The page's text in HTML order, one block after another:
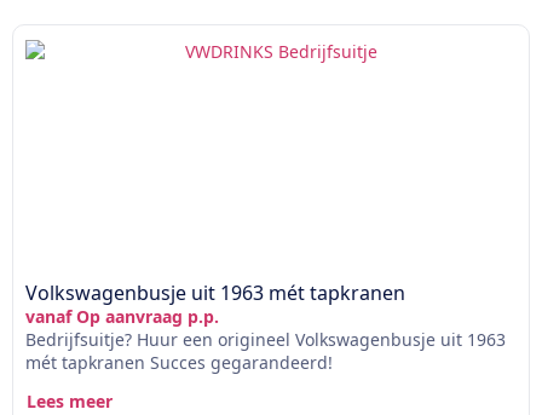
Volkswagenbusje uit 1963 mét tapkranen
vanaf Op aanvraag p.p.
Bedrijfsuitje? Huur een origineel Volkswagenbusje uit 1963
mét tapkranen Succes gegarandeerd!
Lees meer